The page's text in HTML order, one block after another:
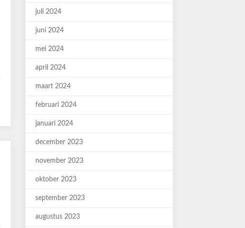
juli 2024
juni 2024
mei 2024
april 2024
maart 2024
februari 2024
januari 2024
december 2023
november 2023
oktober 2023
september 2023
augustus 2023